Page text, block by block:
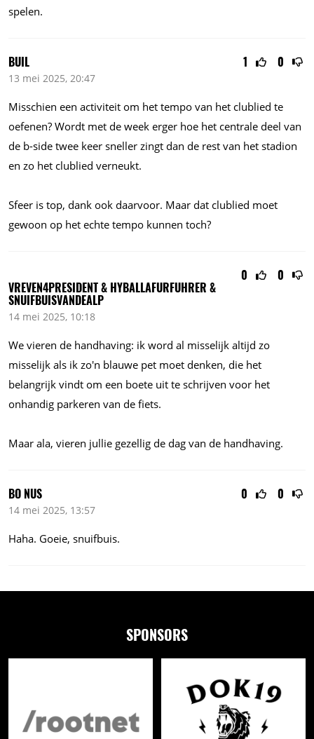
spelen.
1 0
BUIL
13 mei 2025, 20:47
Misschien een activiteit om het tempo van het clublied te
oefenen? Wordt met de week erger hoe het centrale deel van
de b-side twee keer sneller zingt dan de rest van het stadion
en zo het clublied verneukt.
Sfeer is top, dank ook daarvoor. Maar dat clublied moet
gewoon op het echte tempo kunnen toch?
0 0
VREVEN4PRESIDENT & HYBALLAFURFUHRER &
SNUIFBUISVANDEALP
14 mei 2025, 10:18
We vieren de handhaving: ik word al misselijk altijd zo
misselijk als ik zo'n blauwe pet moet denken, die het
belangrijk vindt om een boete uit te schrijven voor het
onhandig parkeren van de fiets.
Maar ala, vieren jullie gezellig de dag van de handhaving.
0 0
BO NUS
14 mei 2025, 13:57
Haha. Goeie, snuifbuis.
SPONSORS